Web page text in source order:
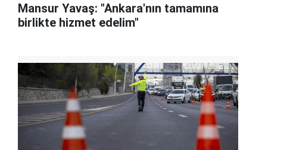
Mansur Yavaş: "Ankara'nın tamamına
birlikte hizmet edelim"